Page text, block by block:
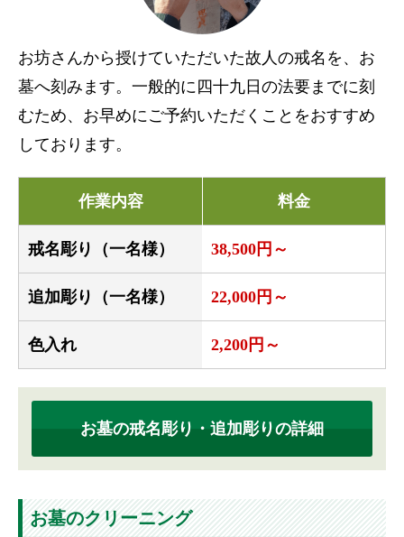
お坊さんから授けていただいた故人の戒名を、お
墓へ刻みます。一般的に四十九日の法要までに刻
むため、お早めにご予約いただくことをおすすめ
しております。
作業内容 料金
戒名彫り（一名様） 38,500円～
追加彫り（一名様） 22,000円～
色入れ 2,200円～
お墓の戒名彫り・追加彫りの詳細
お墓のクリーニング